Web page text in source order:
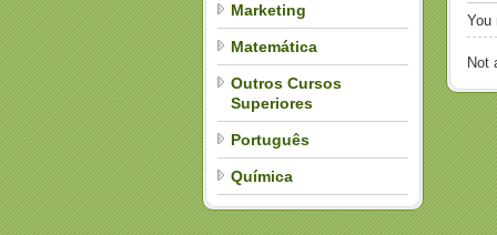
Marketing
Matemática
Outros Cursos
Superiores
Português
Química
Not